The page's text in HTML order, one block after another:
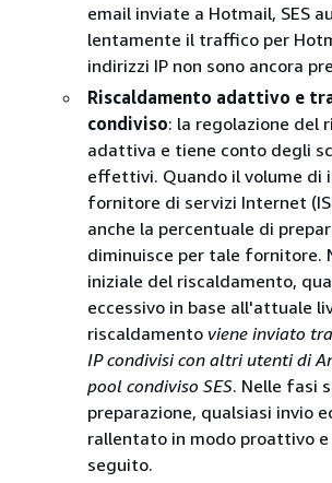
email inviate a Hotmail, SES
lentamente il traffico per
indirizzi IP non sono ancora
Riscaldamento adattivo e
condiviso: la regolazione del
adattiva e tiene conto degli
effettivi. Quando il volume di
fornitore di servizi Internet
anche la percentuale di
diminuisce per tale fornitore.
iniziale del riscaldamento,
eccessivo in base all'attuale
riscaldamento viene inviato
IP condivisi con altri utenti di
pool condiviso SES. Nelle fasi
preparazione, qualsiasi invio
rallentato in modo proattivo
seguito.